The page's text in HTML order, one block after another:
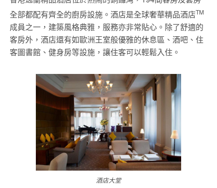
全部都配有齊全的廚房設施。酒店是全球奢華精品酒店TM
成員之一，建築風格典雅，服務亦非常貼心。除了舒適的
客房外，酒店還有如歐洲王室般優雅的休息區、酒吧、住
客圖書館、健身房等設施，讓住客可以輕鬆入住。
酒店大堂